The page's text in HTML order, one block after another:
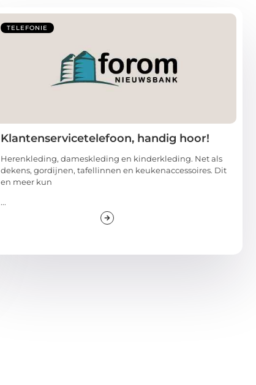
TELEFONIE
Klantenservicetelefoon, handig hoor!
Herenkleding, dameskleding en kinderkleding. Net als
dekens, gordijnen, tafellinnen en keukenaccessoires. Dit
en meer kun
...